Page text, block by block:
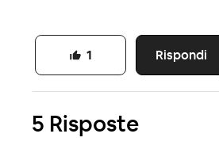
Rispondi
1
5 Risposte